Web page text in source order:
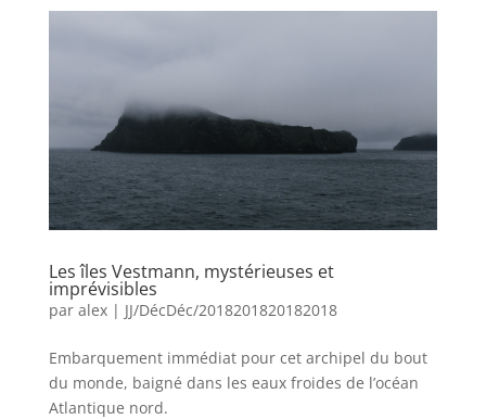
Les îles Vestmann, mystérieuses et
imprévisibles
par alex| JJ/DécDéc/2018201820182018
Embarquement immédiat pour cet archipel du bout
du monde, baigné dans les eaux froides de l’océan
Atlantique nord.